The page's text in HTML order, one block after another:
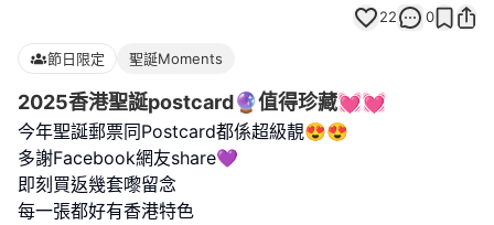
22 0
節日限定 聖誕Moments
2025香港聖誕postcard🔮值得珍藏💓💓
今年聖誕郵票同Postcard都係超級靚😍😍
多謝Facebook網友share💜
即刻買返幾套嚟留念
每一張都好有香港特色